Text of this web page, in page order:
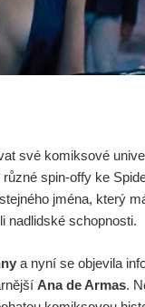
své komiksové
spin-offy ke
jména, který
nadlidské schopnosti.
a nyní se objevila
Ana de Armas.